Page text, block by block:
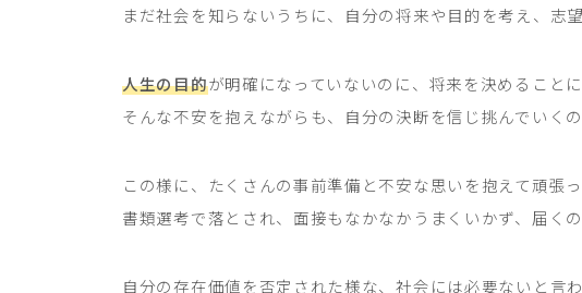
まだ社会を知らないうちに、自分の将来や目的を考え、志
人生の目的が明確になっていないのに、将来を決めること
そんな不安を抱えながらも、自分の決断を信じ挑んでいくの
この様に、たくさんの事前準備と不安な思いを抱えて頑張
書類選考で落とされ、面接もなかなかうまくいかず、届く
自分の存在価値を否定された様な、社会には必要ないと言